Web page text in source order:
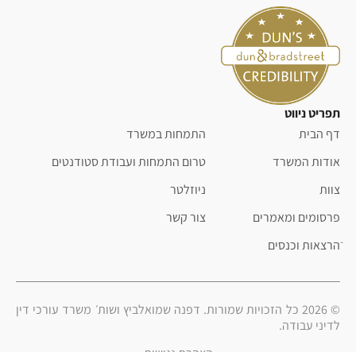
תפריט ניווט
דף הבית
אודות המשרד
צוות
פרסומים ומאמרים
ֿהרצאות וכנסים
התמחות במשרד
טרום התמחות ועבודת סטודנטים
ניוזלטר
צור קשר
© 2026 כל הזכויות שמורות. דפנה שמואלביץ ושות׳ משרד עורכי דין
לדיני עבודה.